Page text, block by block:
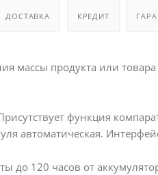
ДОСТАВКА КРЕДИТ
массы продукта или
функция
автоматическая.
до 120 часов от